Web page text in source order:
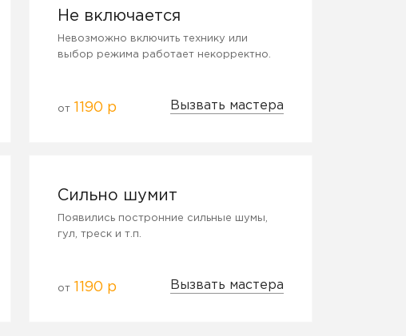
Не включается
Невозможно включить технику или
выбор режима работает некорректно.
от 1190 р Вызвать мастера
Сильно шумит
Появились постронние сильные шумы,
гул, треск и т.п.
от 1190 р Вызвать мастера